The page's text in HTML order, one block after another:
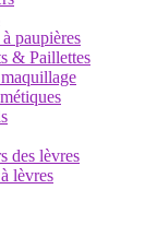
paupières
& Paillettes
des lèvres
lèvres